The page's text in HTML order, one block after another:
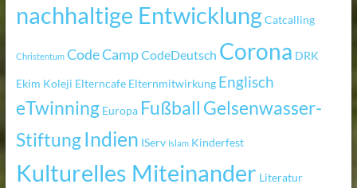
nachhaltige EntwicklungCatcalling
Christentum Code CampCodeDeutsch Corona DRK
Ekim Koleji Elterncafe Elternmitwirkung Englisch
eTwinning Europa Fußball Gelsenwasser-
StiftungIndien IServ Islam Kinderfest
Kulturelles Miteinander Literatur